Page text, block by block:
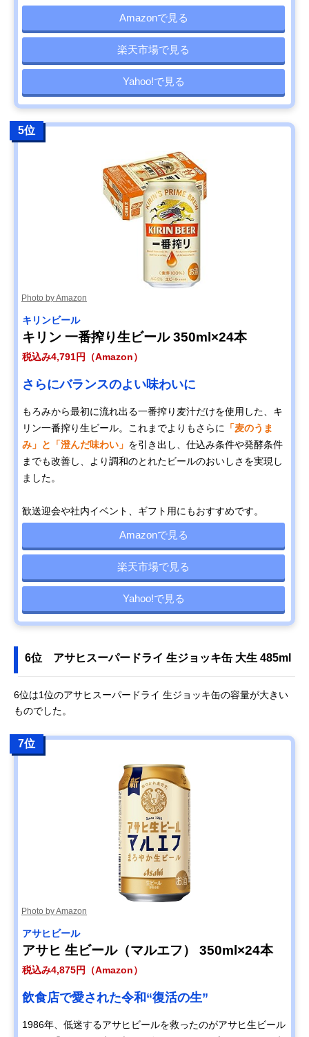
Amazonで見る
楽天市場で見る
Yahoo!で見る
5位
Photo by Amazon
キリンビール
キリン 一番搾り生ビール 350ml×24本
税込み4,791円（Amazon）
さらにバランスのよい味わいに
もろみから最初に流れ出る一番搾り麦汁だけを使用した、キ
リン一番搾り生ビール。これまでよりもさらに
「麦のうま
み」と「澄んだ味わい」 を引き出し、仕込み条件や発酵条件
までも改善し、より調和のとれたビールのおいしさを実現し
ました。
歓送迎会や社内イベント、ギフト用にもおすすめです。
Amazonで見る
楽天市場で見る
Yahoo!で見る
6位 アサヒスーパードライ 生ジョッキ缶 大生 485ml
6位は1位のアサヒスーパードライ 生ジョッキ缶の容量が大きい
ものでした。
7位
Photo by Amazon
アサヒビール
アサヒ 生ビール（マルエフ） 350ml×24本
税込み4,875円（Amazon）
飲食店で愛された令和“復活の生”
1986年、低迷するアサヒビールを救ったのがアサヒ生ビール